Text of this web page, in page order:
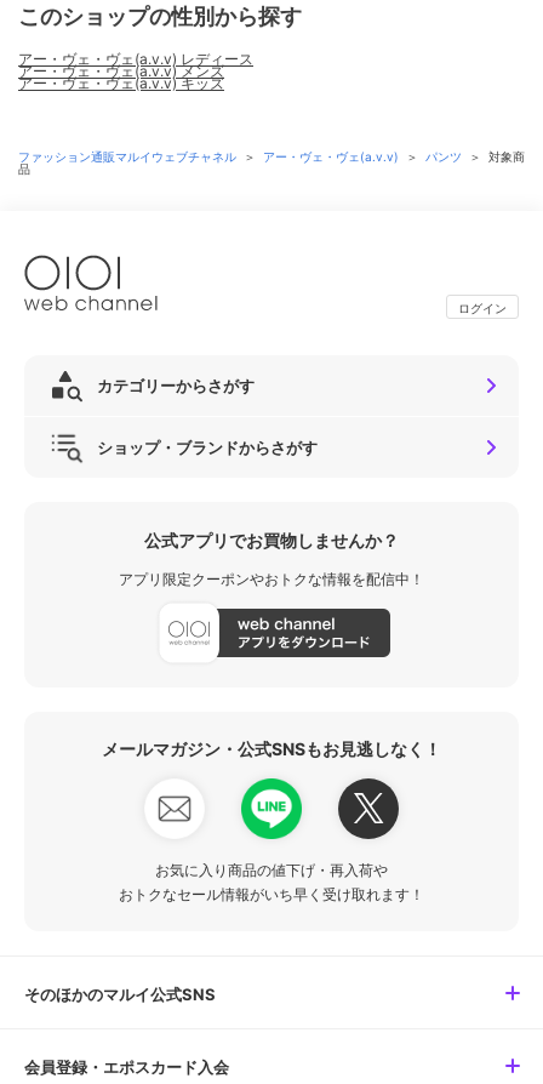
このショップの性別から探す
アー・ヴェ・ヴェ(a.v.v) レディース
アー・ヴェ・ヴェ(a.v.v) メンズ
アー・ヴェ・ヴェ(a.v.v) キッズ
ファッション通販マルイウェブチャネル ＞ アー・ヴェ・ヴェ(a.v.v) ＞ パンツ ＞
対象商
品
ログイン
カテゴリーからさがす
ショップ・ブランドからさがす
公式アプリでお買物しませんか？
アプリ限定クーポンやおトクな情報を配信中！
メールマガジン・公式SNSもお見逃しなく！
お気に入り商品の値下げ・再入荷や
おトクなセール情報がいち早く受け取れます！
そのほかのマルイ公式SNS
会員登録・エポスカード入会